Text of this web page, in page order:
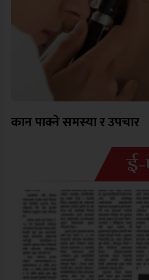
कान पाक्ने समस्या र उपचार
ई-